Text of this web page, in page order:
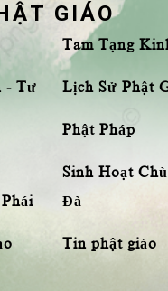
GIÁO
- Tư
Tam Tạng
Lịch Sử Phật
Phật Pháp
Sinh Hoạt
Đà
Tin phật giáo